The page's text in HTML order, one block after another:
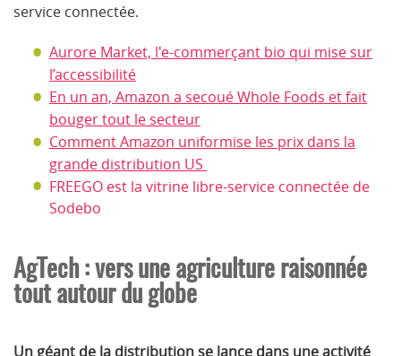
service connectée.
Aurore Market, l'e-commerçant bio qui mise sur
l’accessibilité
En un an, Amazon a secoué Whole Foods et fait
bouger tout le secteur
Comment Amazon uniformise les prix dans la
grande distribution US
FREEGO est la vitrine libre-service connectée de
Sodebo
AgTech : vers une agriculture raisonnée
tout autour du globe
Un géant de la distribution se lance dans une activité